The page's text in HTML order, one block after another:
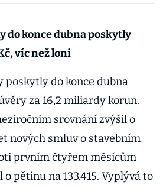
do konce dubna poskytly
víc než loni
poskytly do konce dubna
za 16,2 miliardy korun.
srovnání zvýšil o
nových smluv o stavebním
prvním čtyřem měsícům
pětinu na 133.415. Vyplývá to